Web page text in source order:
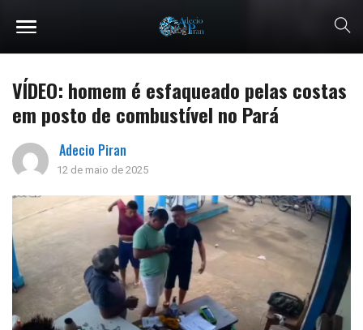
VÍDEO: homem é esfaqueado pelas costas
em posto de combustível no Pará
Adecio Piran
12 de maio de 2025